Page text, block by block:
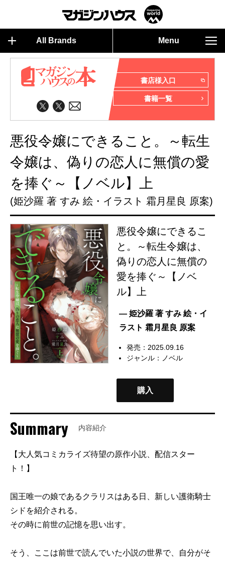
All Brands Menu
書店様入口
書籍一覧
悪役令嬢にできること。～転生
令嬢は、偽りの恋人に無償の愛
を捧ぐ～【ノベル】上
(姫沙羅 著 すみ 絵・イラスト 霜月星良 原案)
悪役令嬢にできるこ
と。～転生令嬢は、
偽りの恋人に無償の
愛を捧ぐ～【ノベ
ル】上
— 姫沙羅 著 すみ 絵・イ
ラスト 霜月星良 原案
発売：2025.09.16
ジャンル：
ノベル
購入
Summary 内容紹介
【大人気コミカライズ待望の原作小説、配信スター
ト！】
国王唯一の娘であるクラリスはある日、新しい護衛騎士
シドを紹介される。
その時に前世の記憶を思い出す。
そう、ここは前世で読んでいた小説の世界で、自分がそ